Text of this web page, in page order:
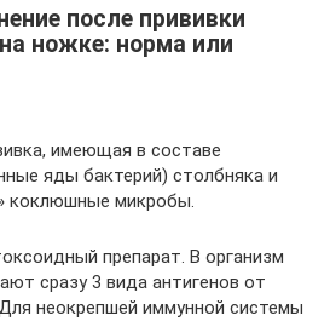
после прививки
ножке: норма или
имеющая в составе
яды бактерий) столбняка и
коклюшные микробы.
препарат. В организм
сразу 3 вида антигенов от
неокрепшей иммунной системы